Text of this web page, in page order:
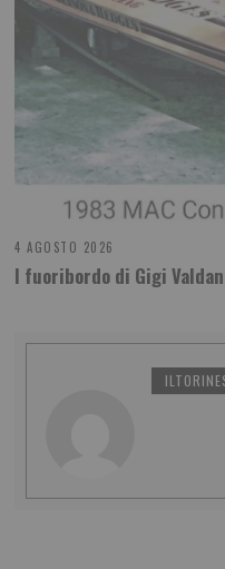
4 AGOSTO 2026
l fuoribordo di Gigi